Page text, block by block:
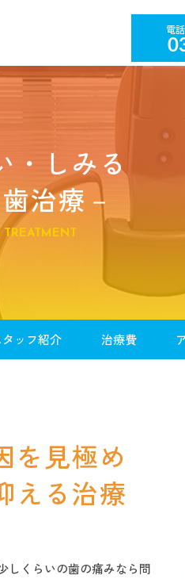
・しみる
治療－
TREATMENT
タッフ紹介 治療費
を見極め
える治療
しくらいの歯の痛みなら問